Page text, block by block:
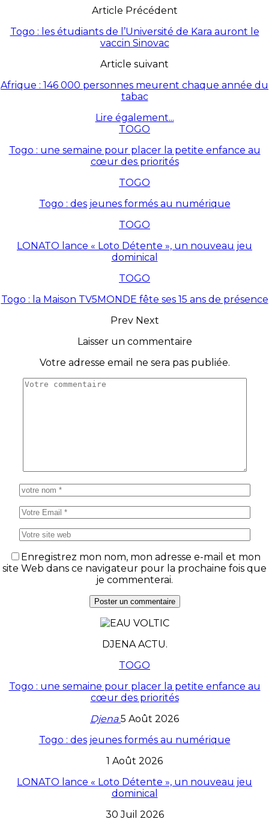
Article Précédent
Togo : les étudiants de l’Université de Kara auront le
vaccin Sinovac
Article suivant
Afrique : 146 000 personnes meurent chaque année du
tabac
Lire également...
TOGO
Togo : une semaine pour placer la petite enfance au
cœur des priorités
TOGO
Togo : des jeunes formés au numérique
TOGO
LONATO lance « Loto Détente », un nouveau jeu
dominical
TOGO
Togo : la Maison TV5MONDE fête ses 15 ans de présence
Prev Next
Laisser un commentaire
Votre adresse email ne sera pas publiée.
Enregistrez mon nom, mon adresse e-mail et mon
site Web dans ce navigateur pour la prochaine fois que
je commenterai.
DJENA ACTU.
TOGO
Togo : une semaine pour placer la petite enfance au
cœur des priorités
Djena5 Août 2026
Togo : des jeunes formés au numérique
1 Août 2026
LONATO lance « Loto Détente », un nouveau jeu
dominical
30 Juil 2026